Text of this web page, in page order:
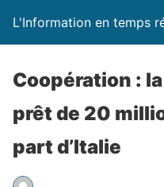
L'Information en temps
Coopération :
prêt de 20
part d’Italie